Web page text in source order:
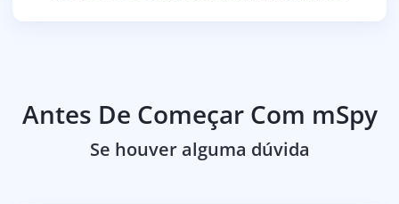
Antes De Começar Com mSpy
Se houver alguma dúvida